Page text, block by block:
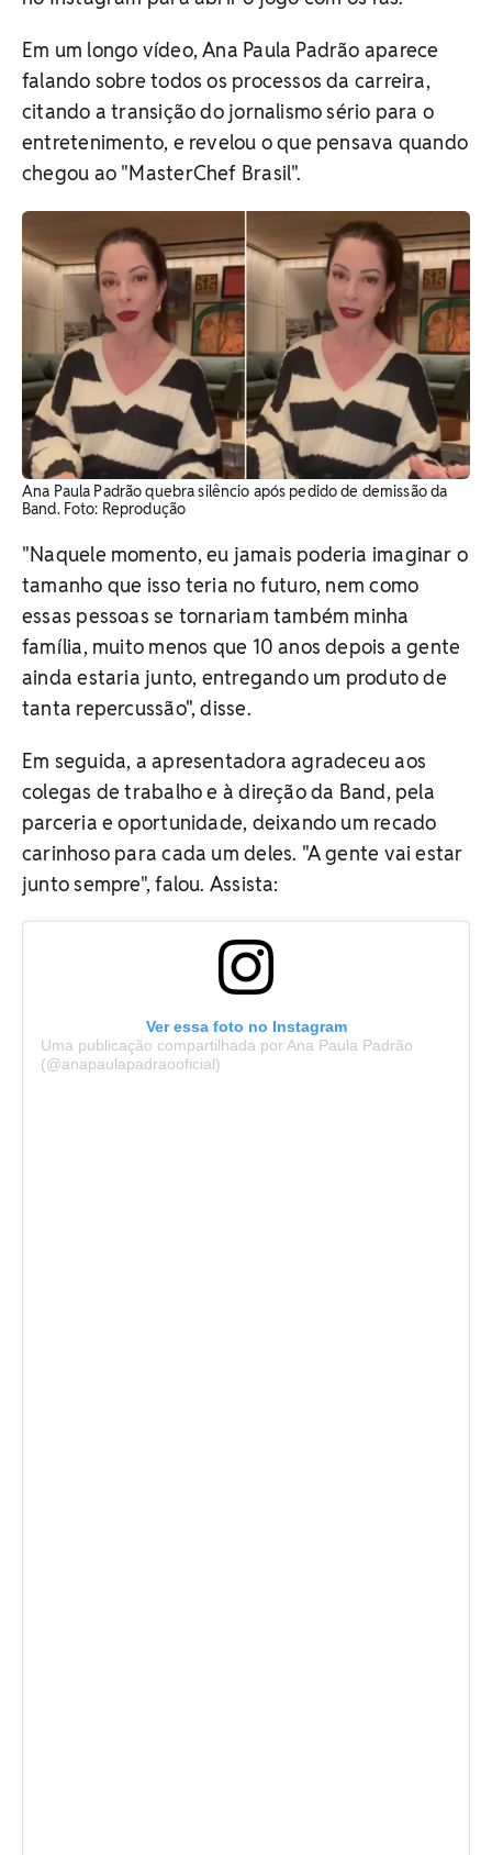
Em um longo vídeo, Ana Paula Padrão aparece
falando sobre todos os processos da carreira,
citando a transição do jornalismo sério para o
entretenimento, e revelou o que pensava quando
chegou ao "MasterChef Brasil".
Ana Paula Padrão quebra silêncio após pedido de demissão da
Band. Foto: Reprodução
"Naquele momento, eu jamais poderia imaginar o
tamanho que isso teria no futuro, nem como
essas pessoas se tornariam também minha
família, muito menos que 10 anos depois a gente
ainda estaria junto, entregando um produto de
tanta repercussão", disse.
Em seguida, a apresentadora agradeceu aos
colegas de trabalho e à direção da Band, pela
parceria e oportunidade, deixando um recado
carinhoso para cada um deles. "A gente vai estar
junto sempre", falou. Assista:
Ver essa foto no Instagram
Uma publicação compartilhada por Ana Paula Padrão
(@anapaulapadraooficial)